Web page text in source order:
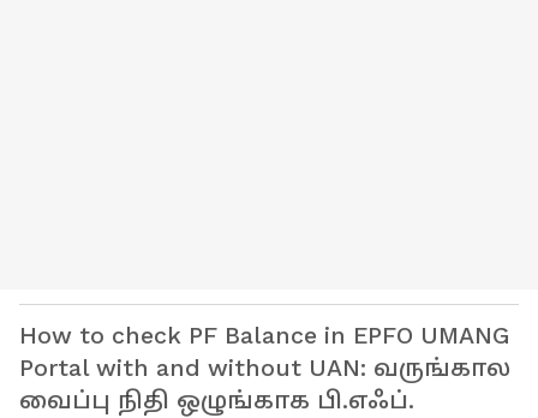
How to check PF Balance in EPFO UMANG
Portal with and without UAN: வருங்கால
வைப்பு நிதி ஒழுங்காக பி.எஃப்.